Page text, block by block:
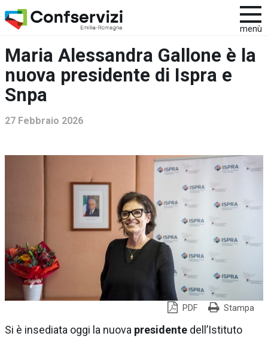
menù
Maria Alessandra Gallone è la
nuova presidente di Ispra e
Snpa
27 Febbraio 2026
PDF Stampa
Si è insediata oggi la nuova presidente dell’Istituto